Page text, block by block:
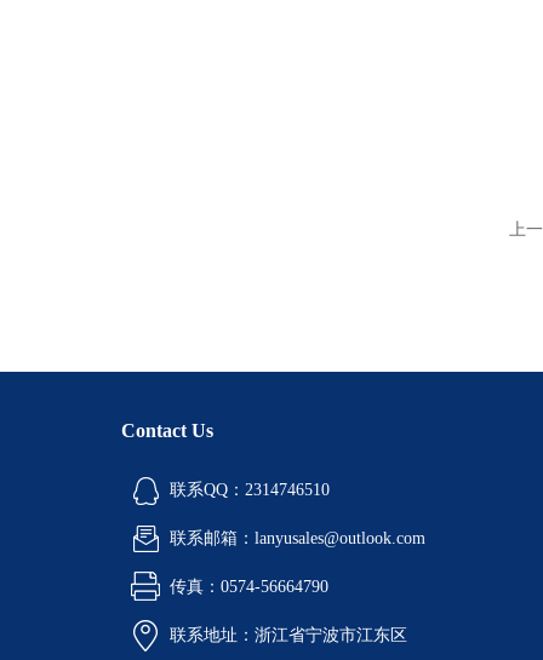
上
Contact Us
联系QQ：2314746510
联系邮箱：lanyusales@outlook.com
传真：0574-56664790
联系地址：浙江省宁波市江东区